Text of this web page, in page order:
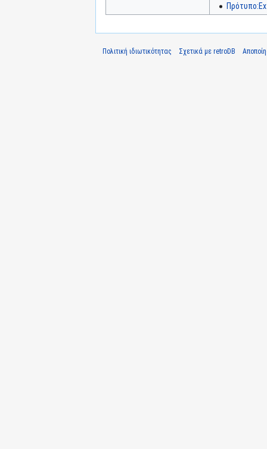
Πολιτική ιδιωτικότητας Σχετικά με retroDB